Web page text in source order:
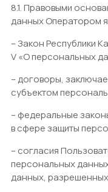
8.1. Правовыми
данных Оператором
– Закон Республики
V «О персональных
– договоры,
субъектом
– федеральные
в сфере защиты
– согласия
персональных
данных,